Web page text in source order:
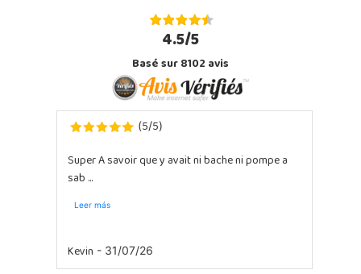
4.5/5
Basé sur 8102 avis
(5/5)
Super A savoir que y avait ni bache ni pompe a
sab ...
Leer más
Kevin - 31/07/26